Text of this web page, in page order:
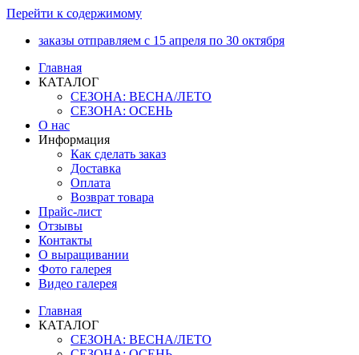
Перейти к содержимому
заказы отправляем с 15 апреля по 30 октября
Главная
КАТАЛОГ
СЕЗОНА: ВЕСНА/ЛЕТО
СЕЗОНА: ОСЕНЬ
О нас
Информация
Как сделать заказ
Доставка
Оплата
Возврат товара
Прайс-лист
Отзывы
Контакты
О выращивании
Фото галерея
Видео галерея
Главная
КАТАЛОГ
СЕЗОНА: ВЕСНА/ЛЕТО